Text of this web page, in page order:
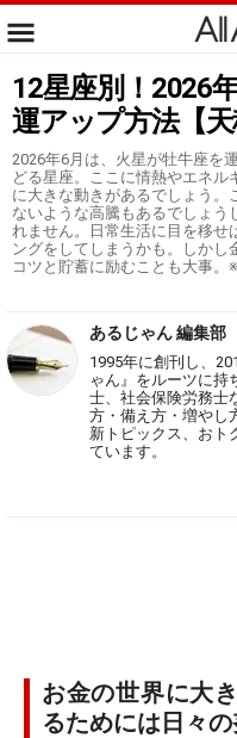
12星座別！2026
運アップ方法【天
2026年6月は、火星が牡牛座を
どる星座。ここに情熱やエネ
に大きな動きがあるでしょう
ないような高騰もあるでしょう
れません。日常生活に目を移せ
ングをしてしまうかも。しか
コツと貯蓄に励むことも大事。
あるじゃん 編集部
1995年に創刊し、
ゃん』をルーツに持
士、社会保険労務士
方・備え方・増やし
新トピックス、おト
ています。
お金の世界に大
るためには日々